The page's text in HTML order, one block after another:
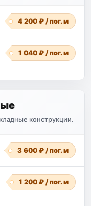
4 200 ₽ / пог. м
1 040 ₽ / пог. м
конструкции.
3 600 ₽ / пог. м
1 200 ₽ / пог. м